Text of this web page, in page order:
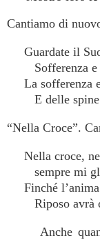
Cantiamo di
Guardate il
Sofferenza e
La sofferenza
E delle
“Nella Croce”.
Nella croce,
sempre mi
Finché
Riposo avrà
Anche